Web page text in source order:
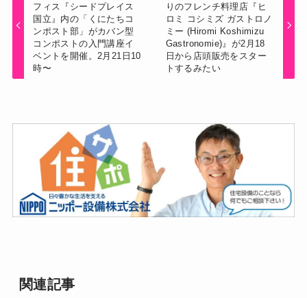
フィス『シードプレイス
国立』内の「くにたちコ
ンポスト部」がカバン型
コンポストの入門講座イ
ベントを開催。2月21日10
時〜
りのフレンチ料理店『ヒ
ロミ コシミズ ガストロノ
ミー (Hiromi Koshimizu
Gastronomie)』が2月18
日から店頭販売をスター
トするみたい
関連記事